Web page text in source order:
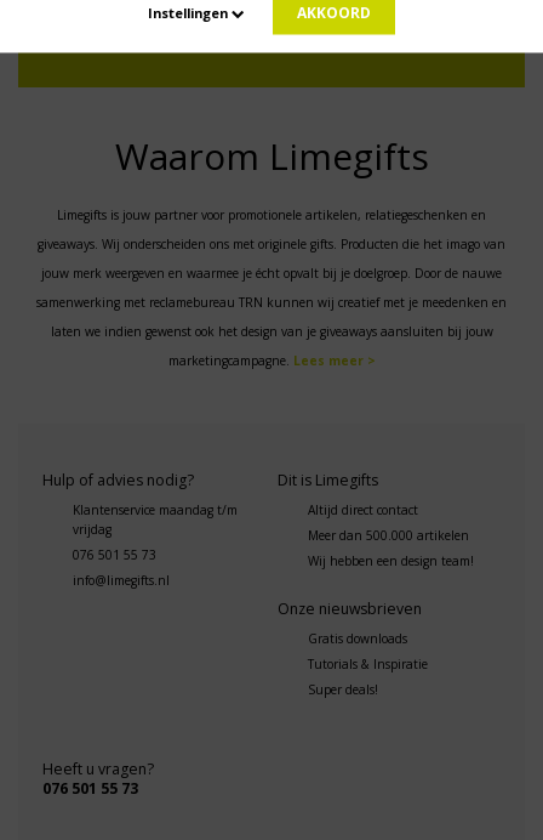
Waarom Limegifts
Limegifts is jouw partner voor promotionele artikelen, relatiegeschenken en
giveaways. Wij onderscheiden ons met originele gifts. Producten die het imago van
jouw merk weergeven en waarmee je écht opvalt bij je doelgroep. Door de nauwe
samenwerking met reclamebureau TRN kunnen wij creatief met je meedenken en
laten we indien gewenst ook het design van je giveaways aansluiten bij jouw
marketingcampagne. Lees meer >
Hulp of advies nodig?
Klantenservice maandag t/m
vrijdag
076 501 55 73
info@limegifts.nl
Dit is Limegifts
Altijd direct contact
Meer dan 500.000 artikelen
Wij hebben een design team!
Onze nieuwsbrieven
Gratis downloads
Tutorials & Inspiratie
Super deals!
Heeft u vragen?
076 501 55 73
Instellingen AKKOORD